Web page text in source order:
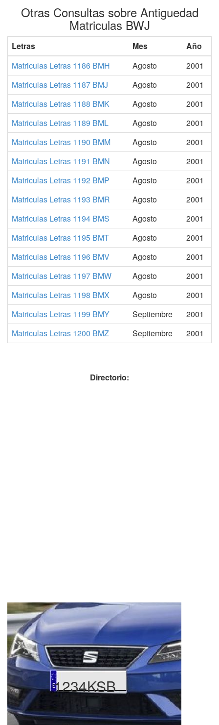
Otras Consultas sobre Antiguedad
Matriculas BWJ
Letras Mes
Año
Matriculas Letras 1186 BMH
Agosto
2001
Matriculas Letras 1187 BMJ
Agosto
2001
Matriculas Letras 1188 BMK
Agosto
2001
Matriculas Letras 1189 BML
Agosto
2001
Matriculas Letras 1190 BMM
Agosto
2001
Matriculas Letras 1191 BMN
Agosto
2001
Matriculas Letras 1192 BMP
Agosto
2001
Matriculas Letras 1193 BMR
Agosto
2001
Matriculas Letras 1194 BMS
Agosto
2001
Matriculas Letras 1195 BMT
Agosto
2001
Matriculas Letras 1196 BMV
Agosto
2001
Matriculas Letras 1197 BMW
Agosto
2001
Matriculas Letras 1198 BMX
Agosto
2001
Matriculas Letras 1199 BMY
Septiembre
2001
Matriculas Letras 1200 BMZ
Septiembre 2001
Directorio:
1234KSB